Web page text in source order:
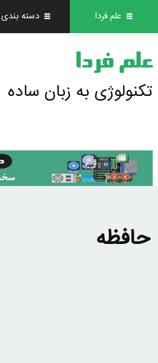
علم فردا دسته بندی
علم فردا
تکنولوژی به زبان ساده
حافظه